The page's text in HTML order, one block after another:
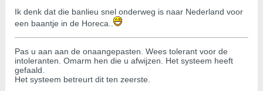
Ik denk dat die banlieu snel onderweg is naar Nederland voor
een baantje in de Horeca..
Pas u aan aan de onaangepasten. Wees tolerant voor de
intoleranten. Omarm hen die u afwijzen. Het systeem heeft
gefaald.
Het systeem betreurt dit ten zeerste.